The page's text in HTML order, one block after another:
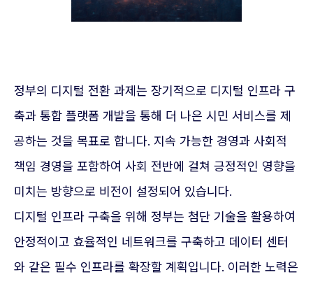
정부의 디지털 전환 과제는 장기적으로 디지털 인프라 구
축과 통합 플랫폼 개발을 통해 더 나은 시민 서비스를 제
공하는 것을 목표로 합니다. 지속 가능한 경영과 사회적
책임 경영을 포함하여 사회 전반에 걸쳐 긍정적인 영향을
미치는 방향으로 비전이 설정되어 있습니다.
디지털 인프라 구축을 위해 정부는 첨단 기술을 활용하여
안정적이고 효율적인 네트워크를 구축하고 데이터 센터
와 같은 필수 인프라를 확장할 계획입니다. 이러한 노력은